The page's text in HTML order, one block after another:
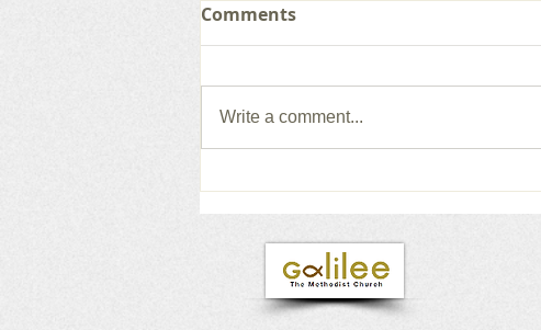
갈릴리 교회, 그레이스 찬양
단, 2026.08.02
Comments
Write a comment...